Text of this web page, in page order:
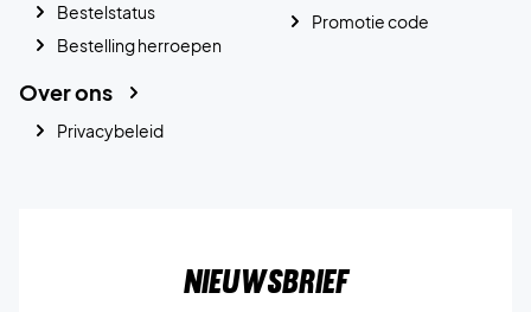
Bestelstatus
Bestelling herroepen
Promotie code
Over ons
Privacybeleid
Nieuwsbrief